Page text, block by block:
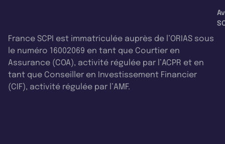
France SCPI est immatriculée auprès de l’ORIAS sous
le numéro 16002069 en tant que Courtier en
Assurance (COA), activité régulée par l’ACPR et en
tant que Conseiller en Investissement Financier
(CIF), activité régulée par l’AMF.